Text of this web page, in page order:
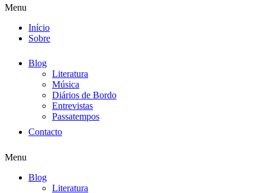
Menu
Início
Sobre
Blog
Literatura
Música
Diários de Bordo
Entrevistas
Passatempos
Contacto
Menu
Blog
Literatura